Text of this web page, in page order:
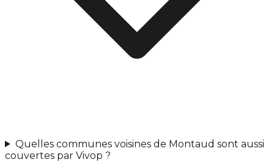
Quelles communes voisines de Montaud sont aussi
couvertes par Vivop ?